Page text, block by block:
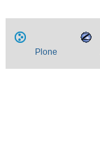
Plone